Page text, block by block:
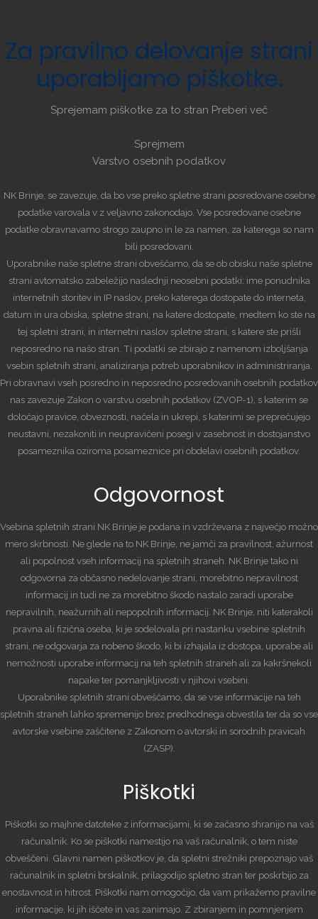
Za pravilno delovanje strani
uporabljamo piškotke.
Sprejemam piškotke za to stran Preberi več
Sprejmem
Varstvo osebnih podatkov
NK Brinje, se zavezuje, da bo vse preko spletne strani posredovane osebne
podatke varovala v z veljavno zakonodajo. Vse posredovane osebne
podatke obravnavamo strogo zaupno in le za namen, za katerega so nam
bili posredovani.
Uporabnike naše spletne strani obveščamo, da se ob obisku naše spletne
strani avtomatsko zabeležijo naslednji neosebni podatki: ime ponudnika
internetnih storitev in IP naslov, preko katerega dostopate do interneta,
datum in ura obiska, spletne strani, na katere dostopate, medtem ko ste na
tej spletni strani, in internetni naslov spletne strani, s katere ste prišli
neposredno na našo stran. Ti podatki se zbirajo z namenom izboljšanja
vsebin spletnih strani, analiziranja potreb uporabnikov in administriranja.
Pri obravnavi vseh posredno in neposredno posredovanih osebnih podatkov
nas zavezuje Zakon o varstvu osebnih podatkov (ZVOP-1), s katerim se
določajo pravice, obveznosti, načela in ukrepi, s katerimi se preprečujejo
neustavni, nezakoniti in neupravičeni posegi v zasebnost in dostojanstvo
posameznika oziroma posameznice pri obdelavi osebnih podatkov.
Odgovornost
Vsebina spletnih strani NK Brinje je podana in vzdrževana z največjo možno
mero skrbnosti. Ne glede na to NK Brinje, ne jamči za pravilnost, ažurnost
ali popolnost vseh informacij na spletnih straneh. NK Brinje tako ni
odgovorna za občasno nedelovanje strani, morebitno nepravilnost
informacij in tudi ne za morebitno škodo nastalo zaradi uporabe
nepravilnih, neažurnih ali nepopolnih informacij. NK Brinje, niti katerakoli
pravna ali fizična oseba, ki je sodelovala pri nastanku vsebine spletnih
strani, ne odgovarja za nobeno škodo, ki bi izhajala iz dostopa, uporabe ali
nemožnosti uporabe informacij na teh spletnih straneh ali za kakršnekoli
napake ter pomanjkljivosti v njihovi vsebini.
Uporabnike spletnih strani obveščamo, da se vse informacije na teh
spletnih straneh lahko spremenijo brez predhodnega obvestila ter da so vse
avtorske vsebine zaščitene z Zakonom o avtorski in sorodnih pravicah
(ZASP).
Piškotki
Piškotki so majhne datoteke z informacijami, ki se začasno shranijo na vaš
računalnik. Ko se piškotki namestijo na vaš računalnik, o tem niste
obveščeni. Glavni namen piškotkov je, da spletni strežniki prepoznajo vaš
računalnik in spletni brskalnik, prilagodijo spletno stran ter poskrbijo za
enostavnost in hitrost. Piškotki nam omogočijo, da vam prikažemo pravilne
informacije, ki jih iščete in vas zanimajo. Z zbiranjem in pomnjenjem